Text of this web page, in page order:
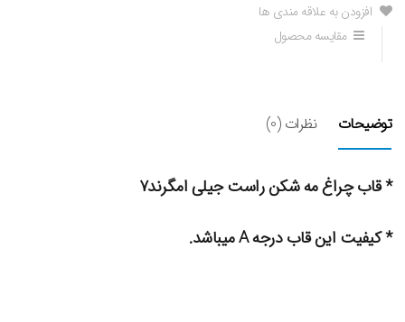
افزودن به علاقه مندی ها
مقایسه محصول
توضیحات نظرات (0)
* قاب چراغ مه شکن راست جیلی امگرند۷
* کیفیت این قاب درجه A میباشد.